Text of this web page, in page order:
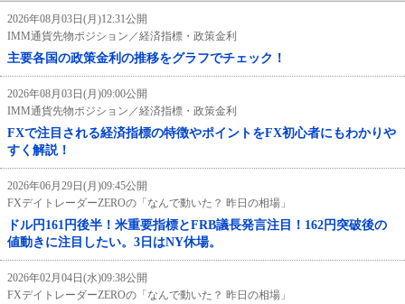
2026年08月03日(月)12:31公開
IMM通貨先物ポジション／経済指標・政策金利
主要各国の政策金利の推移をグラフでチェック！
2026年08月03日(月)09:00公開
IMM通貨先物ポジション／経済指標・政策金利
FXで注目される経済指標の特徴やポイントをFX初心者にもわかりや
すく解説！
2026年06月29日(月)09:45公開
FXデイトレーダーZEROの「なんで動いた？ 昨日の相場」
ドル円161円後半！米重要指標とFRB議長発言注目！162円突破後の
値動きに注目したい。3日はNY休場。
2026年02月04日(水)09:38公開
FXデイトレーダーZEROの「なんで動いた？ 昨日の相場」